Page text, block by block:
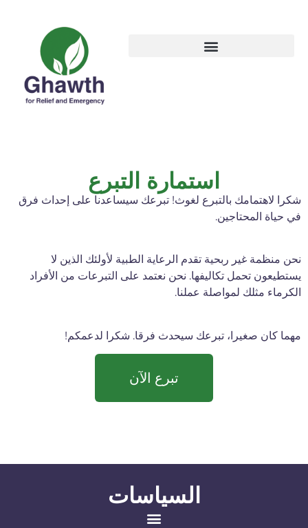
استمارة التبرع
شكرا لاهتمامك بالتبرع لغوث! تبرعك سيساعدنا على إحداث فرق
في حياة المحتاجين.
نحن منظمة غير ربحية تقدم الرعاية الطبية لأولئك الذين لا
يستطيعون تحمل تكاليفها. نحن نعتمد على التبرعات من الأفراد
الكرماء مثلك لمواصلة عملنا.
مهما كان صغيرا، تبرعك سيحدث فرقا. شكرا لدعمكم!
تبرع الآن
السياسات